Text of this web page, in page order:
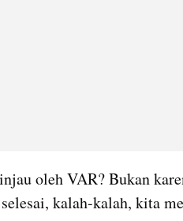
oleh VAR? Bukan
kalah-kalah, kita